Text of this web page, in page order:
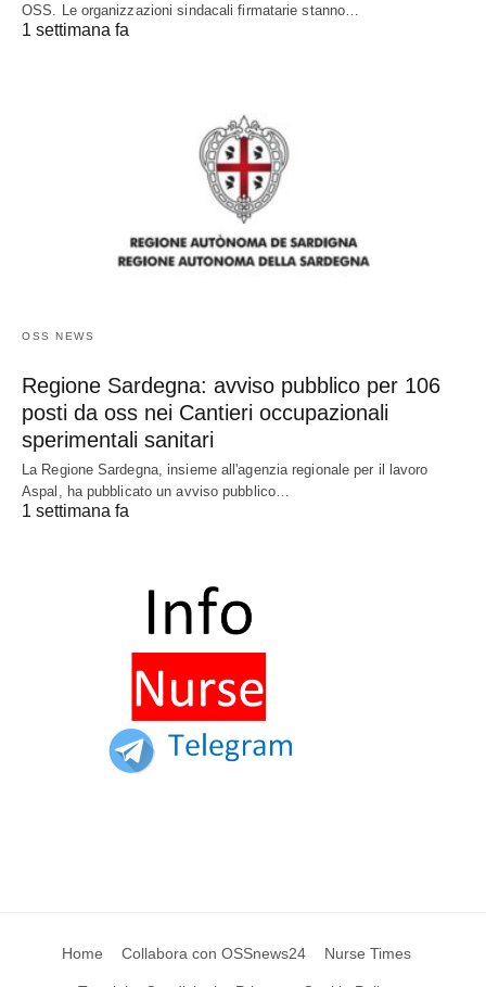
OSS. Le organizzazioni sindacali firmatarie stanno…
1 settimana fa
OSS NEWS
Regione Sardegna: avviso pubblico per 106
posti da oss nei Cantieri occupazionali
sperimentali sanitari
La Regione Sardegna, insieme all'agenzia regionale per il lavoro
Aspal, ha pubblicato un avviso pubblico…
1 settimana fa
Home Collabora con OSSnews24 Nurse Times